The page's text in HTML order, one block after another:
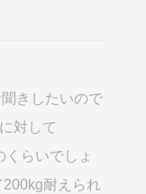
きしたいので
対して
らいでしょ
耐えられ